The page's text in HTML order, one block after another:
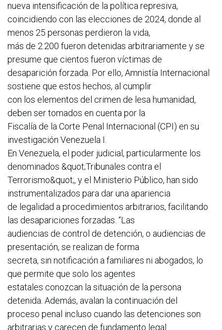
nueva intensificación de la política represiva,
coincidiendo con las elecciones de 2024, donde al
menos 25 personas perdieron la vida,
más de 2.200 fueron detenidas arbitrariamente y se
presume que cientos fueron víctimas de
desaparición forzada. Por ello, Amnistía Internacional
sostiene que estos hechos, al cumplir
con los elementos del crimen de lesa humanidad,
deben ser tomados en cuenta por la
Fiscalía de la Corte Penal Internacional (CPI) en su
investigación Venezuela I.
En Venezuela, el poder judicial, particularmente los
denominados &quot;Tribunales contra el
Terrorismo&quot;, y el Ministerio Público, han sido
instrumentalizados para dar una apariencia
de legalidad a procedimientos arbitrarios, facilitando
las desapariciones forzadas. “Las
audiencias de control de detención, o audiencias de
presentación, se realizan de forma
secreta, sin notificación a familiares ni abogados, lo
que permite que solo los agentes
estatales conozcan la situación de la persona
detenida. Además, avalan la continuación del
proceso penal incluso cuando las detenciones son
arbitrarias y carecen de fundamento legal